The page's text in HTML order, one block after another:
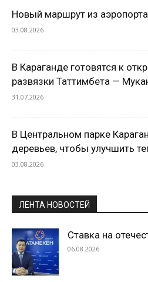
Новый маршрут из
03.08.2026
В Караганде готовятся к
развязки Таттимбета —
31.07.2026
В Центральном парке
деревьев, чтобы улучшить
03.08.2026
ЛЕНТА НОВОСТЕЙ
Ставка на
06.08.2026